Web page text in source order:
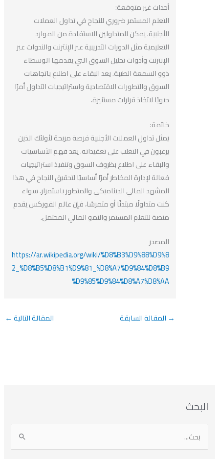
أحداث غير متوقعة:
التعلم المستمر ضروري للنجاح في تداول العملات
الأجنبية. يمكن للمتداولين الاستفادة من الموارد
التعليمية مثل الدورات التدريبية عبر الإنترنت والندوات عبر
الإنترنت وأدوات تحليل السوق التي يقدمها الوسطاء
ذوو السمعة الطيبة. يعد البقاء على اطلاع باتجاهات
السوق والتطورات الاقتصادية واستراتيجيات التداول أمرًا
حيويًا لاتخاذ قرارات مستنيرة.
خاتمة:
يمثل تداول العملات الأجنبية فرصة مربحة لأولئك الذين
يرغبون في التغلب على تعقيداته. يعد فهم الأساسيات
والبقاء على اطلاع بظروف السوق وتنفيذ استراتيجيات
فعالة لإدارة المخاطر أمرًا أساسيًا لتحقيق النجاح في هذا
المشهد المالي الديناميكي والمتطور باستمرار. سواء
كنت متداولًا مبتدئًا أو متمرسًا، فإن عالم الفوركس يقدم
منصة للتعلم المستمر والنمو المالي المحتمل.
المصدر
https://ar.wikipedia.org/wiki/%D8%B3%D9%88%D9%8
2_%D8%B5%D8%B1%D9%81_%D8%A7%D9%84%D8%B9
%D9%85%D9%84%D8%A7%D8%AA
المقالة السابقة المقالة التالية←